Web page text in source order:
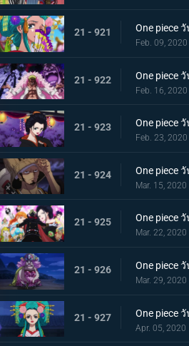
21 - 921
Feb. 09, 2020
21 - 922
Feb. 16, 2020
21 - 923
Feb. 23, 2020
21 - 924
Mar. 15, 2020
21 - 925
Mar. 22, 2020
21 - 926
Mar. 29, 2020
21 - 927
Apr. 05, 2020